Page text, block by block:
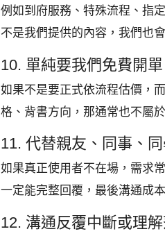
例如到府服務、特殊流程、指
不是我們提供的內容，我們也
10. 單純要我們免費開
如果不是要正式依流程估價，
格、背書方向，那通常也不屬
11. 代替親友、同事、
如果真正使用者不在場，需求
一定能完整回覆，最後溝通成
12. 溝通反覆中斷或理